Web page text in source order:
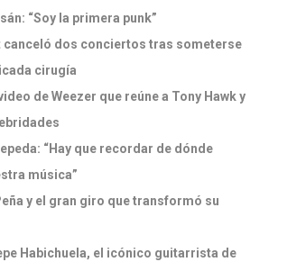
“Soy la primera punk”
canceló dos conciertos tras someterse
cirugía
de Weezer que reúne a Tony Hawk y
“Hay que recordar de dónde
música”
y el gran giro que transformó su
Habichuela, el icónico guitarrista de